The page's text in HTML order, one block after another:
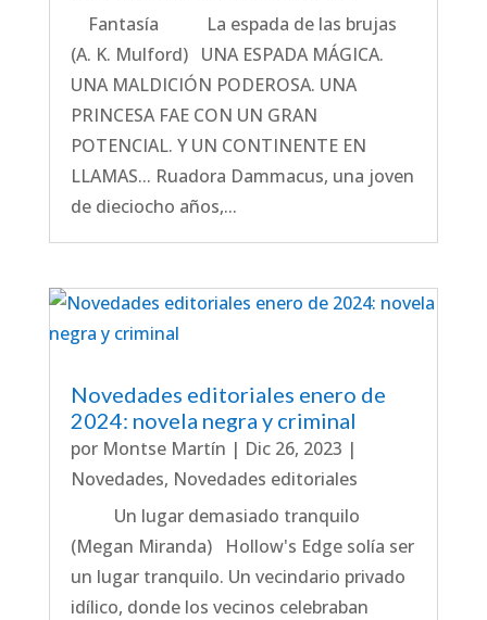
Fantasía La espada de las brujas
(A. K. Mulford) UNA ESPADA MÁGICA.
UNA MALDICIÓN PODEROSA. UNA
PRINCESA FAE CON UN GRAN
POTENCIAL. Y UN CONTINENTE EN
LLAMAS... Ruadora Dammacus, una joven
de dieciocho años,...
Novedades editoriales enero de
2024: novela negra y criminal
por Montse Martín | Dic 26, 2023 |
Novedades, Novedades editoriales
Un lugar demasiado tranquilo
(Megan Miranda) Hollow's Edge solía ser
un lugar tranquilo. Un vecindario privado
idílico, donde los vecinos celebraban